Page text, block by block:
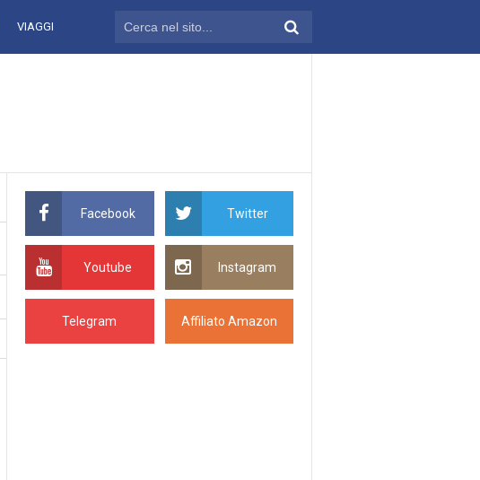
VIAGGI
Facebook Twitter
Youtube Instagram
Telegram Affiliato Amazon